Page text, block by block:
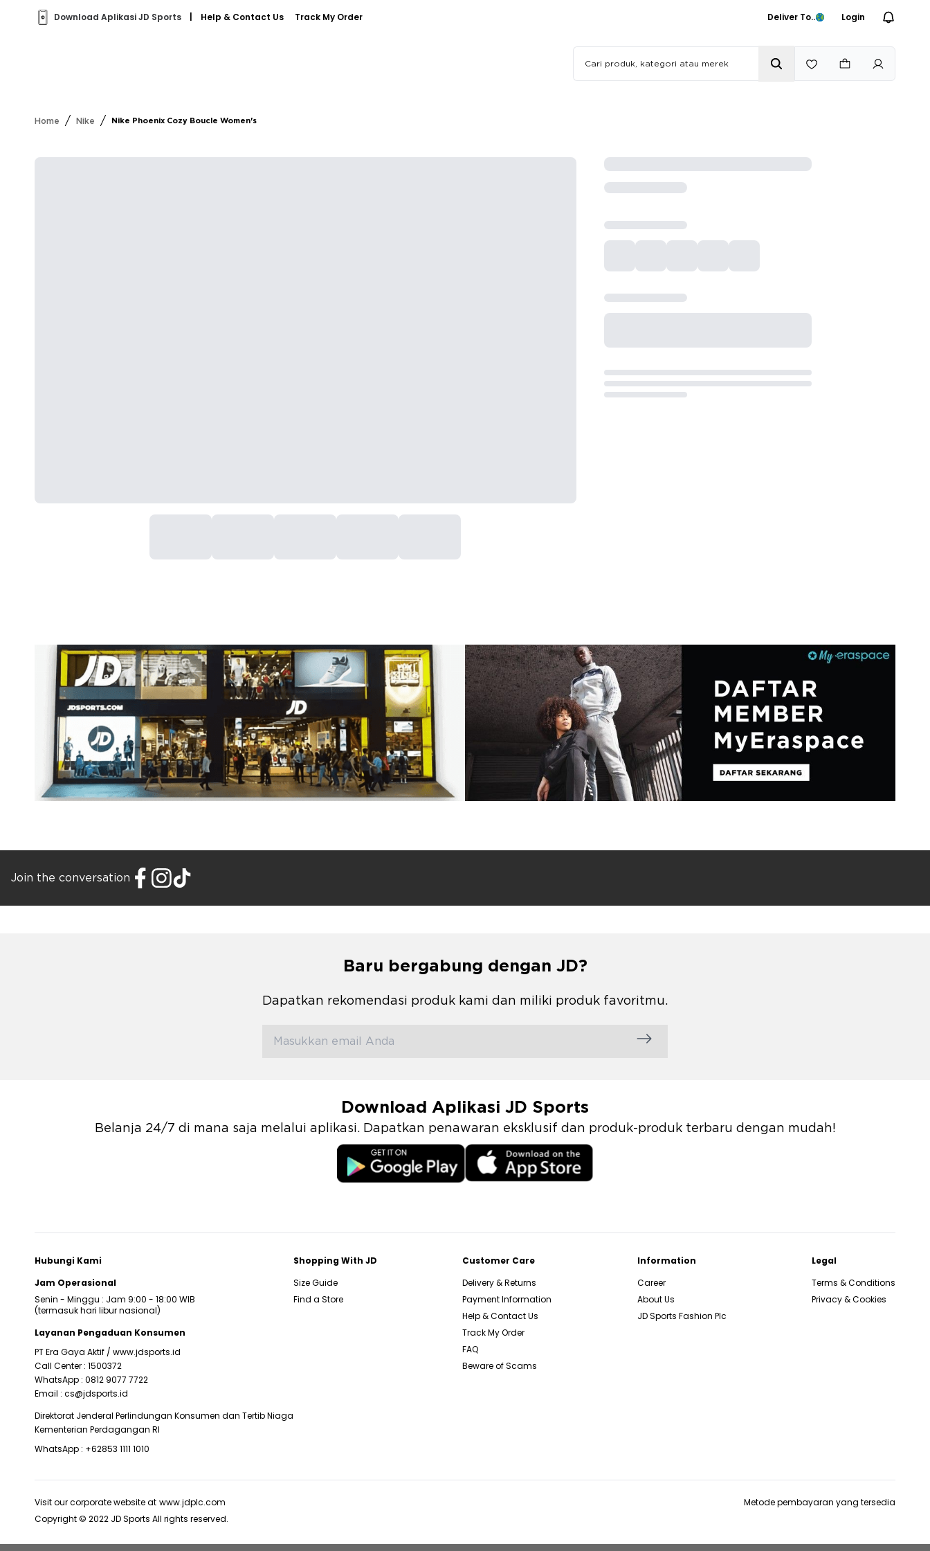
Download Aplikasi JD Sports Help & Contact Us Track My Order Deliver To.. Login
Home / Nike / Nike Phoenix Cozy Boucle Women's
Join the conversation
Baru bergabung dengan JD?
Dapatkan rekomendasi produk kami dan miliki produk favoritmu.
Download Aplikasi JD Sports
Belanja 24/7 di mana saja melalui aplikasi. Dapatkan penawaran eksklusif dan produk-produk terbaru dengan mudah!
Hubungi Kami
Jam Operasional
Senin - Minggu : Jam 9:00 - 18:00 WIB
(termasuk hari libur nasional)
Layanan Pengaduan Konsumen
PT Era Gaya Aktif / www.jdsports.id
Call Center : 1500372
WhatsApp : 0812 9077 7722
Email : cs@jdsports.id
Direktorat Jenderal Perlindungan Konsumen dan Tertib Niaga
Kementerian Perdagangan RI
WhatsApp : +62853 1111 1010
Shopping With JD
Size Guide
Find a Store
Customer Care
Delivery & Returns
Payment Information
Help & Contact Us
Track My Order
FAQ
Beware of Scams
Information
Career
About Us
JD Sports Fashion Plc
Legal
Terms & Conditions
Privacy & Cookies
Visit our corporate website at www.jdplc.com
Copyright © 2022 JD Sports All rights reserved.
Metode pembayaran yang tersedia